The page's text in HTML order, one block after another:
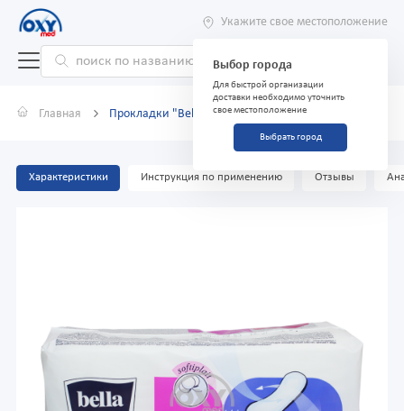
Укажите свое местоположение
Выбор города
Для быстрой организации
доставки необходимо уточнить
свое местоположение
Выбрать город
Главная Прокладки "Bella Normal softiplait" №10
Характеристики Инструкция по применению Отзывы